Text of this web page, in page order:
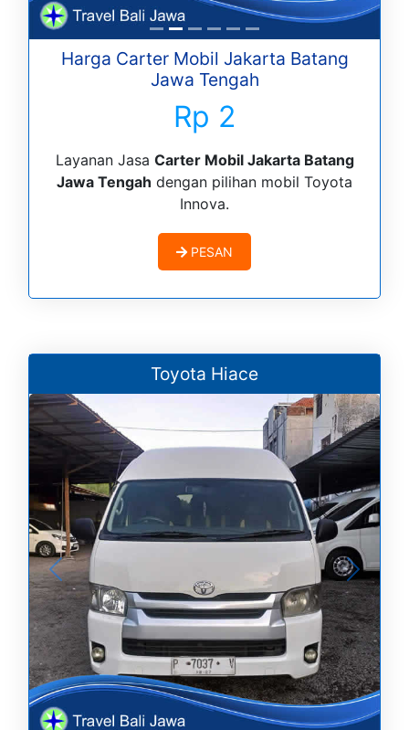
Harga Carter Mobil Jakarta Batang
Jawa Tengah
Rp 2
Layanan Jasa Carter Mobil Jakarta Batang
Jawa Tengah dengan pilihan mobil Toyota
Innova.
PESAN
Toyota Hiace